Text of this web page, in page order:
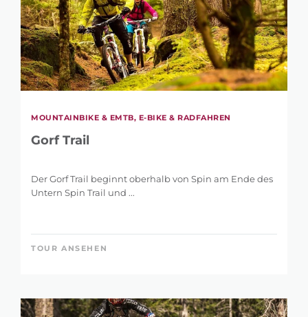
MOUNTAINBIKE & EMTB, E-BIKE & RADFAHREN
Gorf Trail
Der Gorf Trail beginnt oberhalb von Spin am Ende des
Untern Spin Trail und ...
TOUR ANSEHEN